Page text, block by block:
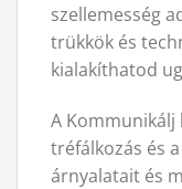
szellemesség
trükkök és
kialakíthatod
A Kommunikálj
tréfálkozás és
árnyalatait és